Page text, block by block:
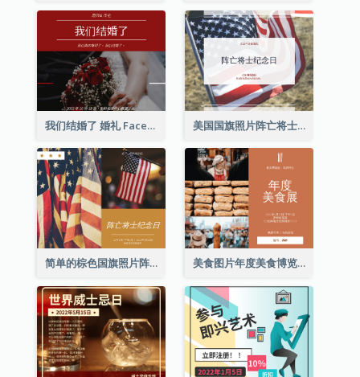
我们结婚了 婚礼 Facebook 帖子 美国国旗照片阵亡将士纪念日庆祝活动Facebook帖子
简单的棕色国旗照片阵亡将士纪念日Facebook帖子 美食图片年度美食博览会邀请函Facebook帖子